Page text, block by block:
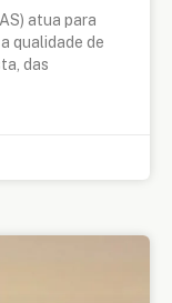
atua para
qualidade de
das